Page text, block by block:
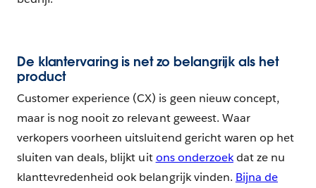
De klantervaring is net zo belangrijk als het
product
Customer experience (CX) is geen nieuw concept,
maar is nog nooit zo relevant geweest. Waar
verkopers voorheen uitsluitend gericht waren op het
sluiten van deals, blijkt uitons onderzoekdat ze nu
klanttevredenheid ook belangrijk vinden. Bijna de